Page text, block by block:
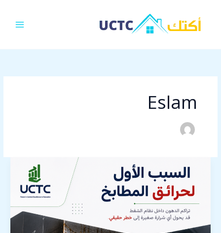
Eslam
لحرائق
المطبخ
2026